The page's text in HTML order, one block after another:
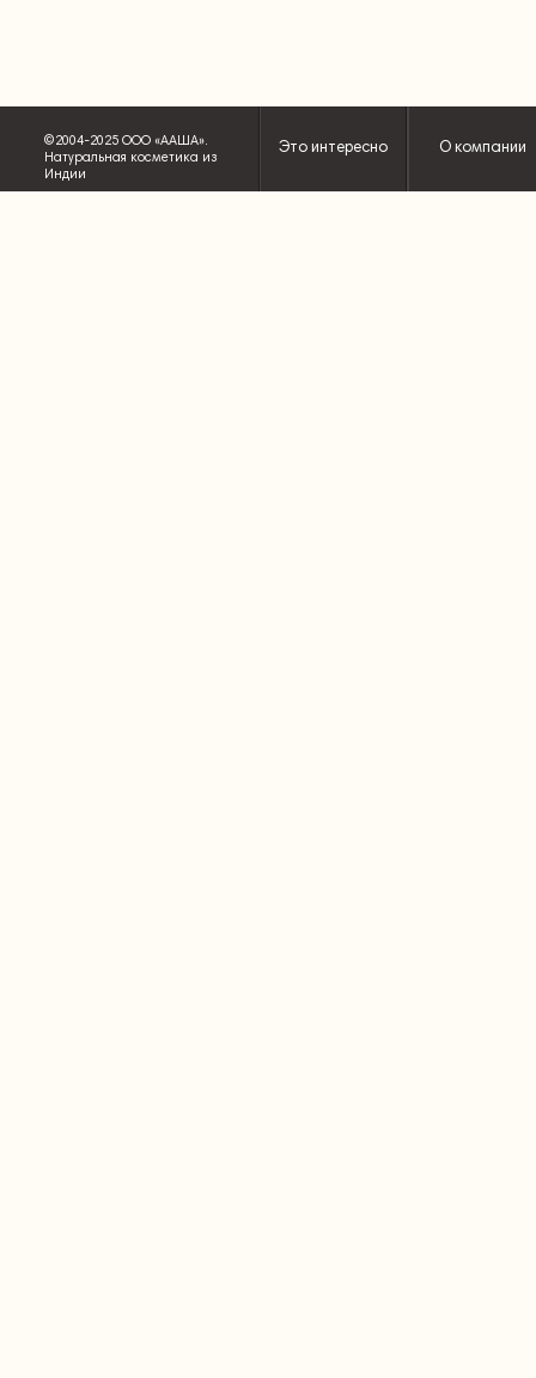
Это интересно О компании
©2004-2025 ООО «ААША».
Натуральная косметика из
Индии